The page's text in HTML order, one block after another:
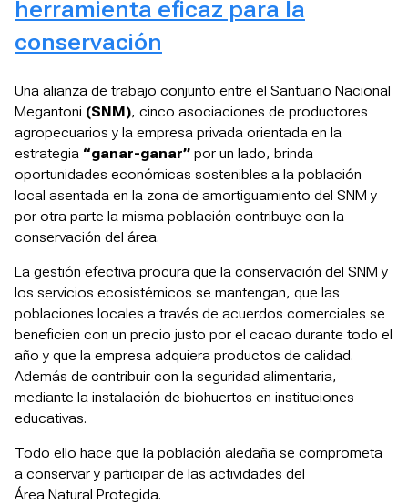
herramienta eficaz para la
conservación
Una alianza de trabajo conjunto entre el Santuario Nacional
Megantoni (SNM), cinco asociaciones de productores
agropecuarios y la empresa privada orientada en la
estrategia “ganar-ganar” por un lado, brinda
oportunidades económicas sostenibles a la población
local asentada en la zona de amortiguamiento del SNM y
por otra parte la misma población contribuye con la
conservación del área.
La gestión efectiva procura que la conservación del SNM y
los servicios ecosistémicos se mantengan, que las
poblaciones locales a través de acuerdos comerciales se
beneficien con un precio justo por el cacao durante todo el
año y que la empresa adquiera productos de calidad.
Además de contribuir con la seguridad alimentaria,
mediante la instalación de biohuertos en instituciones
educativas.
Todo ello hace que la población aledaña se comprometa
a conservar y participar de las actividades del
Área Natural Protegida.